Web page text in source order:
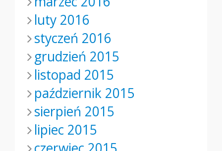
luty 2016
styczeń 2016
grudzień 2015
listopad 2015
październik 2015
sierpień 2015
lipiec 2015